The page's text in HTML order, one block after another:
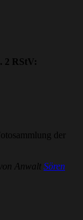
2 RStV:
der
Anwalt Sören